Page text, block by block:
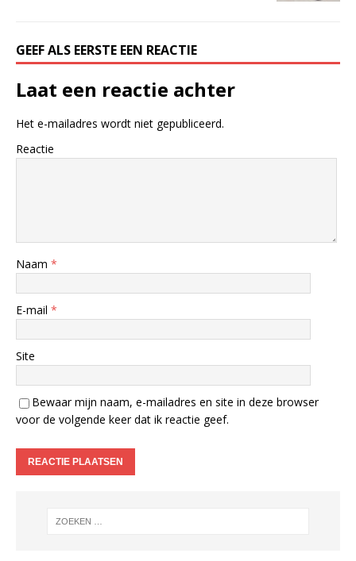
GEEF ALS EERSTE EEN REACTIE
Laat een reactie achter
Het e-mailadres wordt niet gepubliceerd.
Reactie
Naam *
E-mail *
Site
Bewaar mijn naam, e-mailadres en site in deze browser
voor de volgende keer dat ik reactie geef.